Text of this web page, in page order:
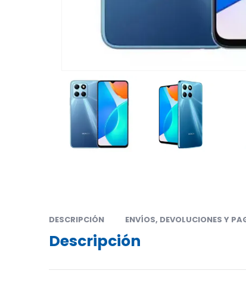
DESCRIPCIÓN ENVÍOS, DEVOLUCIONES Y
Descripción